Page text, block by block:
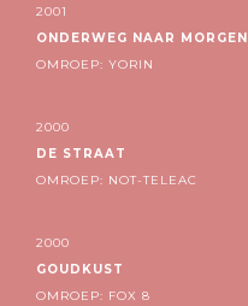
2001
ONDERWEG NAAR MORGEN
OMROEP: YORIN
2000
DE STRAAT
OMROEP: NOT-TELEAC
2000
GOUDKUST
OMROEP: FOX 8